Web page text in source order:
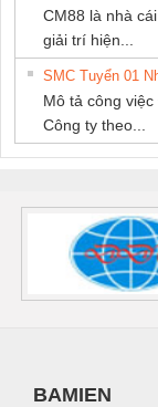
CM88 là nhà
giải trí hiện...
SMC Tuyển 01
Mô tả công
Công ty theo...
BAMIEN